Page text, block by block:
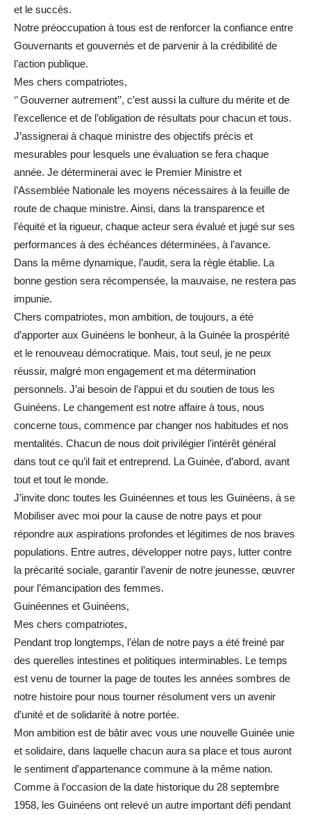
et le succès.
Notre préoccupation à tous est de renforcer la confiance entre
Gouvernants et gouvernés et de parvenir à la crédibilité de
l’action publique.
Mes chers compatriotes,
‘’ Gouverner autrement’’, c’est aussi la culture du mérite et de
l’excellence et de l’obligation de résultats pour chacun et tous.
J’assignerai à chaque ministre des objectifs précis et
mesurables pour lesquels une évaluation se fera chaque
année. Je déterminerai avec le Premier Ministre et
l’Assemblée Nationale les moyens nécessaires à la feuille de
route de chaque ministre. Ainsi, dans la transparence et
l’équité et la rigueur, chaque acteur sera évalué et jugé sur ses
performances à des échéances déterminées, à l’avance.
Dans la même dynamique, l’audit, sera la règle établie. La
bonne gestion sera récompensée, la mauvaise, ne restera pas
impunie.
Chers compatriotes, mon ambition, de toujours, a été
d’apporter aux Guinéens le bonheur, à la Guinée la prospérité
et le renouveau démocratique. Mais, tout seul, je ne peux
réussir, malgré mon engagement et ma détermination
personnels. J’ai besoin de l’appui et du soutien de tous les
Guinéens. Le changement est notre affaire à tous, nous
concerne tous, commence par changer nos habitudes et nos
mentalités. Chacun de nous doit privilégier l’intérêt général
dans tout ce qu’il fait et entreprend. La Guinée, d’abord, avant
tout et tout le monde.
J’invite donc toutes les Guinéennes et tous les Guinéens, à se
Mobiliser avec moi pour la cause de notre pays et pour
répondre aux aspirations profondes et légitimes de nos braves
populations. Entre autres, développer notre pays, lutter contre
la précarité sociale, garantir l’avenir de notre jeunesse, œuvrer
pour l’émancipation des femmes.
Guinéennes et Guinéens,
Mes chers compatriotes,
Pendant trop longtemps, l’élan de notre pays a été freiné par
des querelles intestines et politiques interminables. Le temps
est venu de tourner la page de toutes les années sombres de
notre histoire pour nous tourner résolument vers un avenir
d’unité et de solidarité à notre portée.
Mon ambition est de bâtir avec vous une nouvelle Guinée unie
et solidaire, dans laquelle chacun aura sa place et tous auront
le sentiment d’appartenance commune à la même nation.
Comme à l’occasion de la date historique du 28 septembre
1958, les Guinéens ont relevé un autre important défi pendant